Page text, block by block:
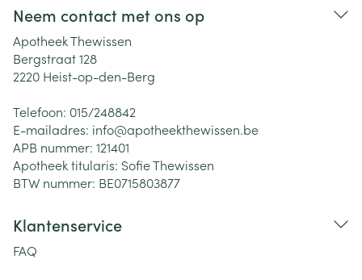
Neem contact met ons op
Apotheek Thewissen
Bergstraat 128
2220 Heist-op-den-Berg
Telefoon: 015/248842
E-mailadres: info@apotheekthewissen.be
APB nummer: 121401
Apotheek titularis: Sofie Thewissen
BTW nummer: BE0715803877
Klantenservice
FAQ